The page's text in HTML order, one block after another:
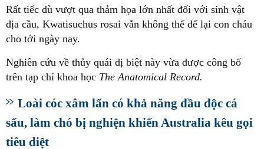
Rất tiếc dù vượt qua thảm họa lớn nhất đối với sinh vật
địa cầu, Kwatisuchus rosai vẫn không thể để lại con cháu
cho tới ngày nay.
Nghiên cứu về thủy quái dị biệt này vừa được công bố
trên tạp chí khoa học The Anatomical Record.
Loài cóc xâm lấn có khả năng đầu độc cá
sấu, làm chó bị nghiện khiến Australia kêu gọi
tiêu diệt